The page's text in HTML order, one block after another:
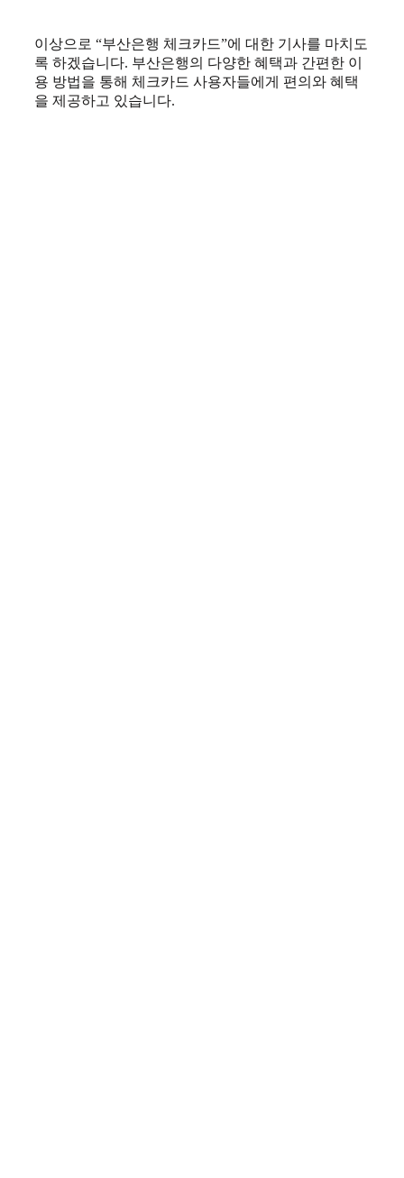
이상으로 “부산은행 체크카드”에 대한 기사를 마치도
록 하겠습니다. 부산은행의 다양한 혜택과 간편한 이
용 방법을 통해 체크카드 사용자들에게 편의와 혜택
을 제공하고 있습니다.